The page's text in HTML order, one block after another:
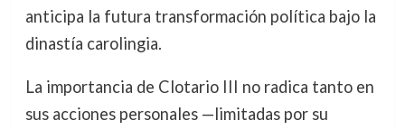
anticipa la futura transformación política bajo la
dinastía carolingia.
La importancia de Clotario III no radica tanto en
sus acciones personales —limitadas por su